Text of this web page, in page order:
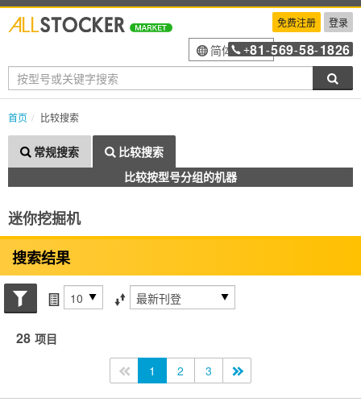
免费注册 登录
简体中文
+81 -569-58-1826
首页 比较搜索
常规搜索
比较搜索
比较按型号分组的机器
迷你挖掘机
搜索结果
搜索状态每页项目 排序方式
28 项目
<<1 2 3